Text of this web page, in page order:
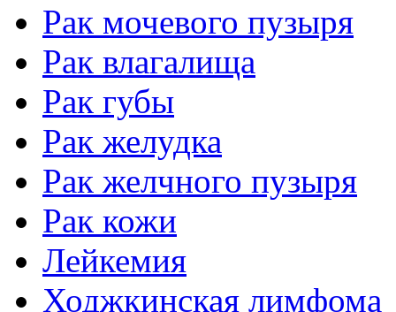
Рак мочевого пузыря
Рак влагалища
Рак губы
Рак желудка
Рак желчного пузыря
Рак кожи
Лейкемия
Ходжкинская лимфома